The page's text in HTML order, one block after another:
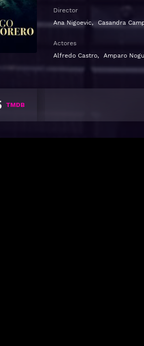
Director
Ana Nigoevic, Casandra
Actores
Alfredo Castro, Amparo
TMDB